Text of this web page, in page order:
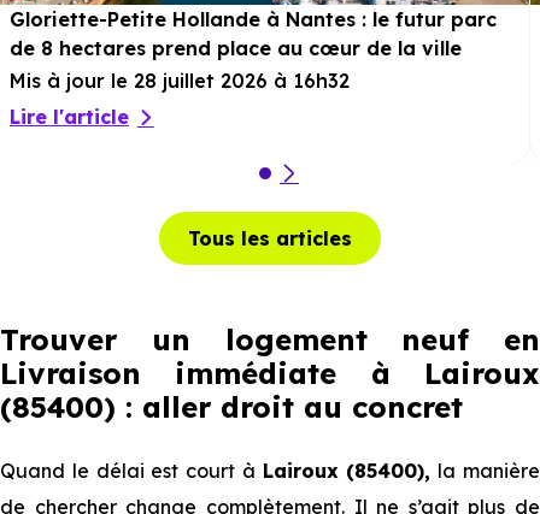
Gloriette-Petite Hollande à Nantes : le futur parc
de 8 hectares prend place au cœur de la ville
Mis à jour le 28 juillet 2026 à 16h32
Lire l'article
Tous les articles
Trouver un logement neuf en
Livraison immédiate à Lairoux
(85400) : aller droit au concret
Quand le délai est court à Lairoux (85400), la manière
de chercher change complètement. Il ne s’agit plus de